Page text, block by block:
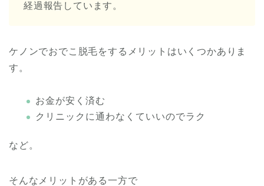
経過報告しています。
ケノンでおでこ脱毛をするメリットはいくつかありま
す。
お金が安く済む
クリニックに通わなくていいのでラク
など。
そんなメリットがある一方で